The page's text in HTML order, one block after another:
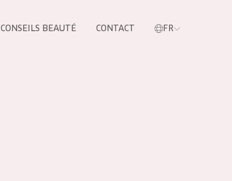
CONSEILS BEAUTÉ CONTACT FR